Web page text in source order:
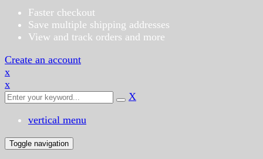
Faster checkout
Save multiple shipping addresses
View and track orders and more
Create an account
x
x
X
vertical menu
Toggle navigation